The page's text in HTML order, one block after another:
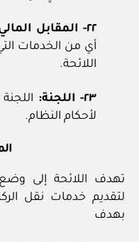
٢٢- المقابل المالي:
أي من الخدمات
اللائحة.
٢٣- اللجنة:
لأحكام النظام.
تهدف اللائحة إلى
لتقديم خدمات نقل
بهدف